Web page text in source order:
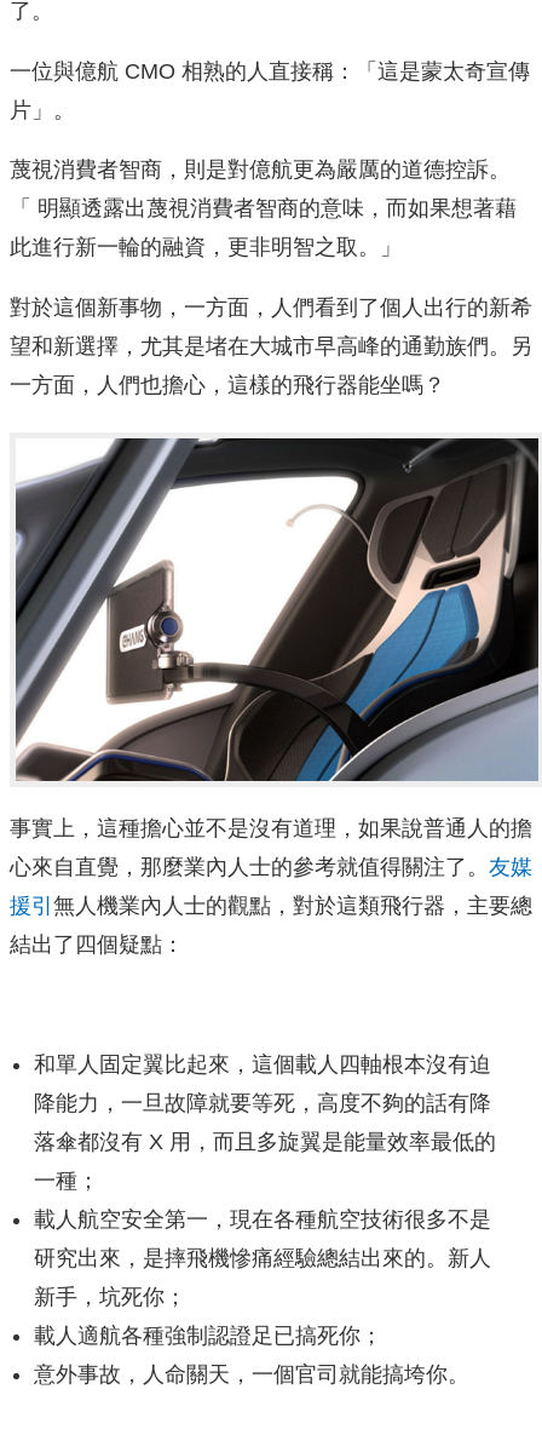
了。
一位與億航 CMO 相熟的人直接稱：「這是蒙太奇宣傳
片」。
蔑視消費者智商，則是對億航更為嚴厲的道德控訴。
「 明顯透露出蔑視消費者智商的意味，而如果想著藉
此進行新一輪的融資，更非明智之取。」
對於這個新事物，一方面，人們看到了個人出行的新希
望和新選擇，尤其是堵在大城市早高峰的通勤族們。另
一方面，人們也擔心，這樣的飛行器能坐嗎？
事實上，這種擔心並不是沒有道理，如果說普通人的擔
心來自直覺，那麼業內人士的參考就值得關注了。 友媒
援引 無人機業內人士的觀點，對於這類飛行器，主要總
結出了四個疑點：
和單人固定翼比起來，這個載人四軸根本沒有迫
降能力，一旦故障就要等死，高度不夠的話有降
落傘都沒有 X 用，而且多旋翼是能量效率最低的
一種；
載人航空安全第一，現在各種航空技術很多不是
研究出來，是摔飛機慘痛經驗總結出來的。新人
新手，坑死你；
載人適航各種強制認證足已搞死你；
意外事故，人命關天，一個官司就能搞垮你。